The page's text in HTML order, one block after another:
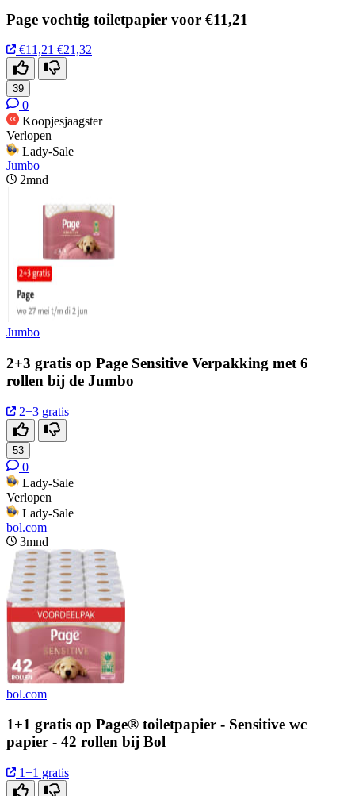
Page vochtig toiletpapier voor €11,21
€11,21 €21,32
39
0
Koopjesjaagster
Verlopen
Lady-Sale
Jumbo
2mnd
Jumbo
2+3 gratis op Page Sensitive Verpakking met 6
rollen bij de Jumbo
2+3 gratis
53
0
Lady-Sale
Verlopen
Lady-Sale
bol.com
3mnd
bol.com
1+1 gratis op Page® toiletpapier - Sensitive wc
papier - 42 rollen bij Bol
1+1 gratis